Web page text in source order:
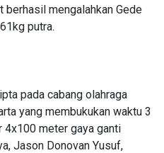
berhasil mengalahkan Gede
putra.
pada cabang olahraga
yang membukukan waktu 3
4x100 meter gaya ganti
Jason Donovan Yusuf,